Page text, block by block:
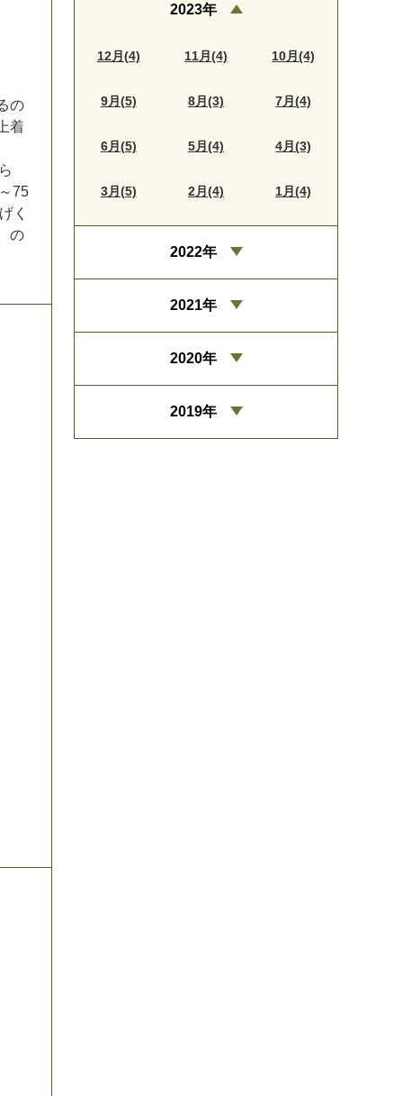
の
上着
ら
～75
げ く
の
2023年
12月(4) 11月(4) 10月(4)
9月(5) 8月(3) 7月(4)
6月(5) 5月(4) 4月(3)
3月(5) 2月(4) 1月(4)
2022年
2021年
2020年
2019年